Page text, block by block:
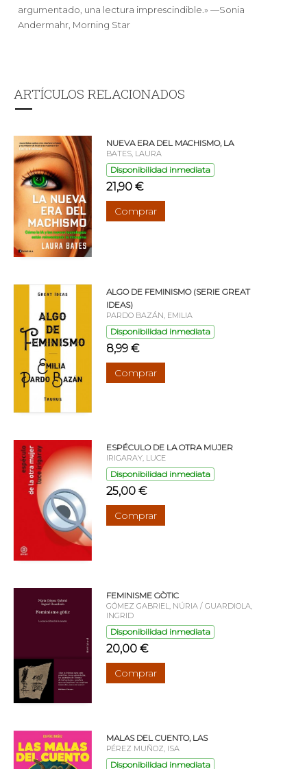
argumentado, una lectura imprescindible.» —Sonia
Andermahr, Morning Star
ARTÍCULOS RELACIONADOS
NUEVA ERA DEL MACHISMO, LA
BATES, LAURA
Disponibilidad inmediata
21,90 €
Comprar
ALGO DE FEMINISMO (SERIE GREAT
IDEAS)
PARDO BAZÁN, EMILIA
Disponibilidad inmediata
8,99 €
Comprar
ESPÉCULO DE LA OTRA MUJER
IRIGARAY, LUCE
Disponibilidad inmediata
25,00 €
Comprar
FEMINISME GÒTIC
GÓMEZ GABRIEL, NÚRIA / GUARDIOLA,
INGRID
Disponibilidad inmediata
20,00 €
Comprar
MALAS DEL CUENTO, LAS
PÉREZ MUÑOZ, ISA
Disponibilidad inmediata